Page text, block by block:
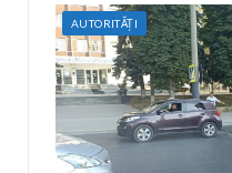
AUTORITĂȚI